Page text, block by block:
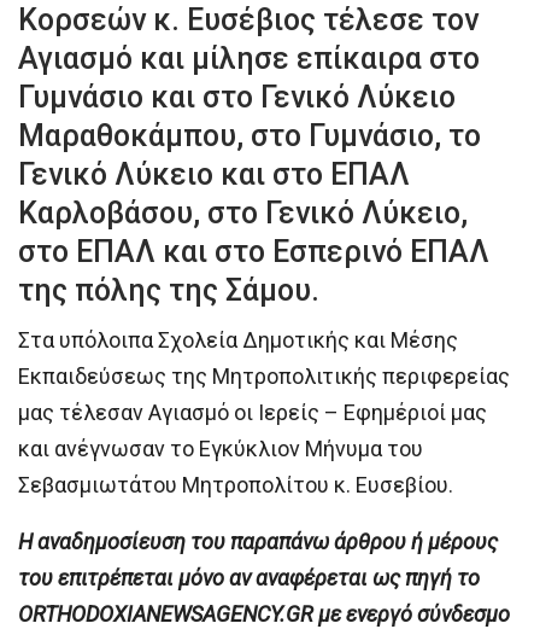
Κορσεών κ. Ευσέβιος τέλεσε τον
Αγιασμό και μίλησε επίκαιρα στο
Γυμνάσιο και στο Γενικό Λύκειο
Μαραθοκάμπου, στο Γυμνάσιο, το
Γενικό Λύκειο και στο ΕΠΑΛ
Καρλοβάσου, στο Γενικό Λύκειο,
στο ΕΠΑΛ και στο Εσπερινό ΕΠΑΛ
της πόλης της Σάμου.
Στα υπόλοιπα Σχολεία Δημοτικής και Μέσης
Εκπαιδεύσεως της Μητροπολιτικής περιφερείας
μας τέλεσαν Αγιασμό οι Ιερείς – Εφημέριοί μας
και ανέγνωσαν το Εγκύκλιον Μήνυμα του
Σεβασμιωτάτου Μητροπολίτου κ. Ευσεβίου.
H αναδημοσίευση του παραπάνω άρθρου ή μέρους
του επιτρέπεται μόνο αν αναφέρεται ως πηγή το
ORTHODOXIANEWSAGENCY.GR με ενεργό σύνδεσμο